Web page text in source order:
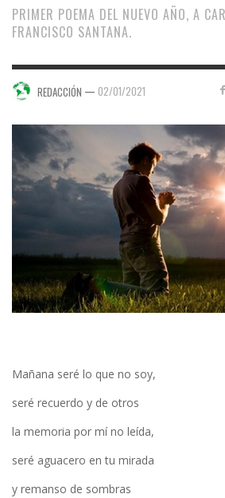
PRIMER POEMA DEL NUEVO AÑO, A
FRANCISCO SANTANA.
REDACCIÓN — 02/01/2021
Mañana seré lo que no soy,
seré recuerdo y de otros
la memoria por mí no leída,
seré aguacero en tu mirada
y remanso de sombras